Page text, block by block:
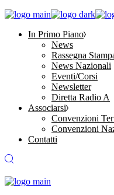
In Primo Piano
News
Rassegna
News Nazionali
Eventi/Corsi
Newsletter
Diretta Radio A
Associarsi
Convenzioni
Convenzioni
Contatti